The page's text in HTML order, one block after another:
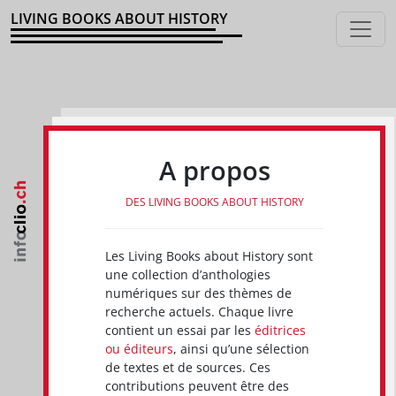
LIVING BOOKS ABOUT HISTORY
A propos
DES LIVING BOOKS ABOUT HISTORY
Les Living Books about History sont
une collection d’anthologies
numériques sur des thèmes de
recherche actuels. Chaque livre
contient un essai par leséditrices
ou éditeurs, ainsi qu’une sélection
de textes et de sources. Ces
contributions peuvent être des